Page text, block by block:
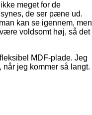
meget for de
de ser pæne ud.
kan se igennem, men
voldsomt høj, så det
MDF-plade. Jeg
når jeg kommer så langt.